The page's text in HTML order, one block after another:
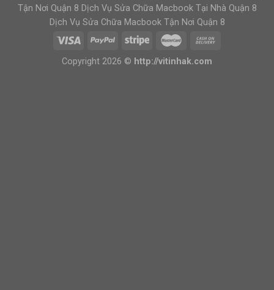
Tận Nơi Quận 8 Dịch Vụ Sửa Chữa Macbook Tại Nhà Quận 8
Dịch Vụ Sửa Chữa Macbook Tận Nơi Quận 8
Copyright 2026 © http://vitinhak.com